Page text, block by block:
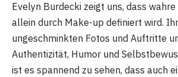
Evelyn Burdecki zeigt uns, dass
allein durch Make-up definiert wird.
ungeschminkten Fotos und Auftritte
Authentizität, Humor und
ist es spannend zu sehen, dass auch